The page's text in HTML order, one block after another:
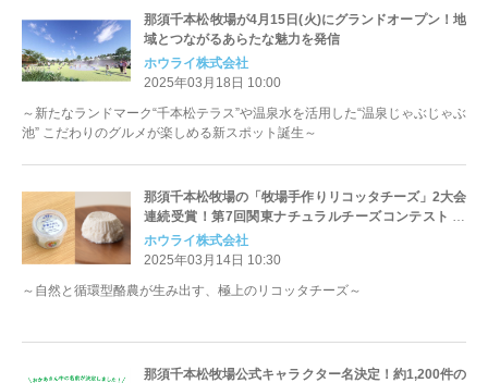
那須千本松牧場が4月15日(火)にグランドオープン！地
域とつながるあらたな魅力を発信
ホウライ株式会社
2025年03月18日 10:00
～新たなランドマーク“千本松テラス”や温泉水を活用した“温泉じゃぶじゃぶ
池” こだわりのグルメが楽しめる新スポット誕生～
那須千本松牧場の「牧場手作りリコッタチーズ」2大会
連続受賞！第7回関東ナチュラルチーズコンテスト フ
レッシュチーズ部門賞受賞
ホウライ株式会社
2025年03月14日 10:30
～自然と循環型酪農が生み出す、極上のリコッタチーズ～
那須千本松牧場公式キャラクター名決定！約1,200件の